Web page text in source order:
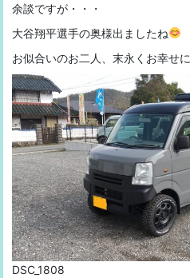
余談ですが・・・
大谷翔平選手の奥様出ましたね
お似合いのお二人、末永くお幸せに
DSC_1808